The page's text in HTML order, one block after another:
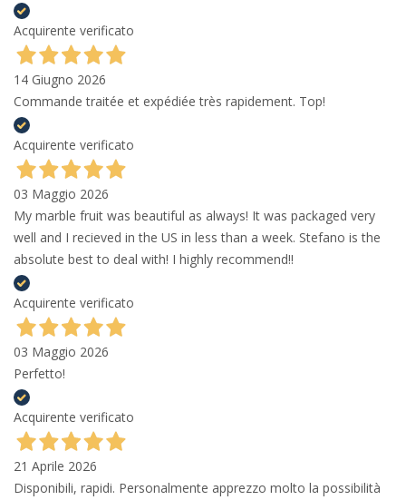
Acquirente verificato
14 Giugno 2026
Commande traitée et expédiée très rapidement. Top!
Acquirente verificato
03 Maggio 2026
My marble fruit was beautiful as always! It was packaged very
well and I recieved in the US in less than a week. Stefano is the
absolute best to deal with! I highly recommend!!
Acquirente verificato
03 Maggio 2026
Perfetto!
Acquirente verificato
21 Aprile 2026
Disponibili, rapidi. Personalmente apprezzo molto la possibilità